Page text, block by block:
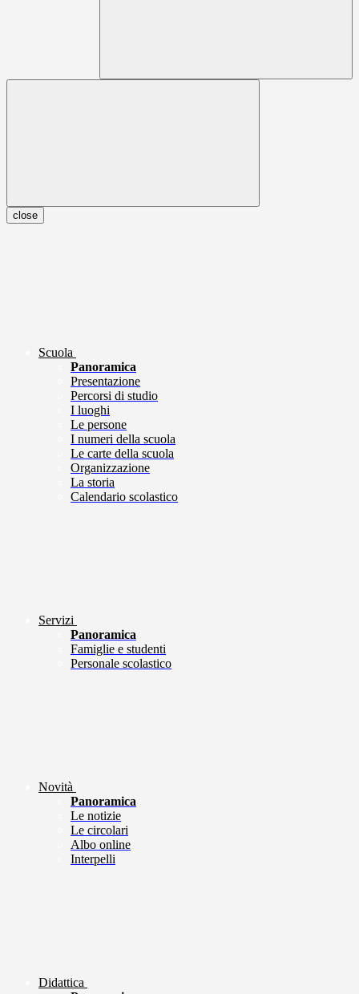
close
Scuola
Panoramica
Presentazione
Percorsi di studio
I luoghi
Le persone
I numeri della scuola
Le carte della scuola
Organizzazione
La storia
Calendario scolastico
Servizi
Panoramica
Famiglie e studenti
Personale scolastico
Novità
Panoramica
Le notizie
Le circolari
Albo online
Interpelli
Didattica